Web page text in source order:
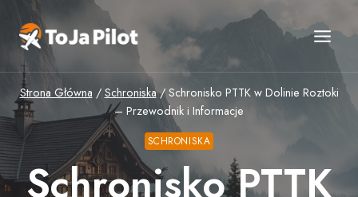
Przejdź
treści
Strona Główna / Schroniska / Schronisko PTTK w Dolinie Roztoki
– Przewodnik i Informacje
SCHRONISKA
Schronisko PTTK